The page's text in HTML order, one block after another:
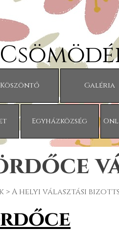
Köszöntő Galéria
Egyházközség
> A helyi választási